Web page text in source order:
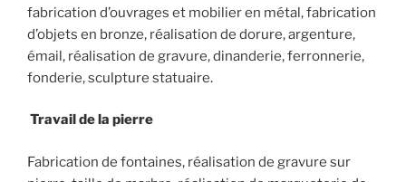
fabrication d’ouvrages et mobilier en métal, fabrication
d’objets en bronze, réalisation de dorure, argenture,
émail, réalisation de gravure, dinanderie, ferronnerie,
fonderie, sculpture statuaire.
Travail de la pierre
Fabrication de fontaines, réalisation de gravure sur